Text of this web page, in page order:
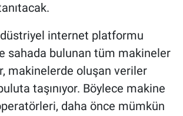
internet platformu
sahada bulunan tüm makineler
makinelerde oluşan veriler
taşınıyor. Böylece makine
daha önce mümkün